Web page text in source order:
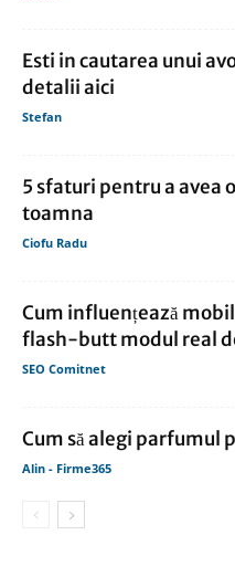
Esti in cautarea unui
detalii aici
Stefan
5 sfaturi pentru a avea
toamna
Ciofu Radu
Cum influențează
flash-butt modul real
SEO Comitnet
Cum să alegi parfumul
Alin - Firme365